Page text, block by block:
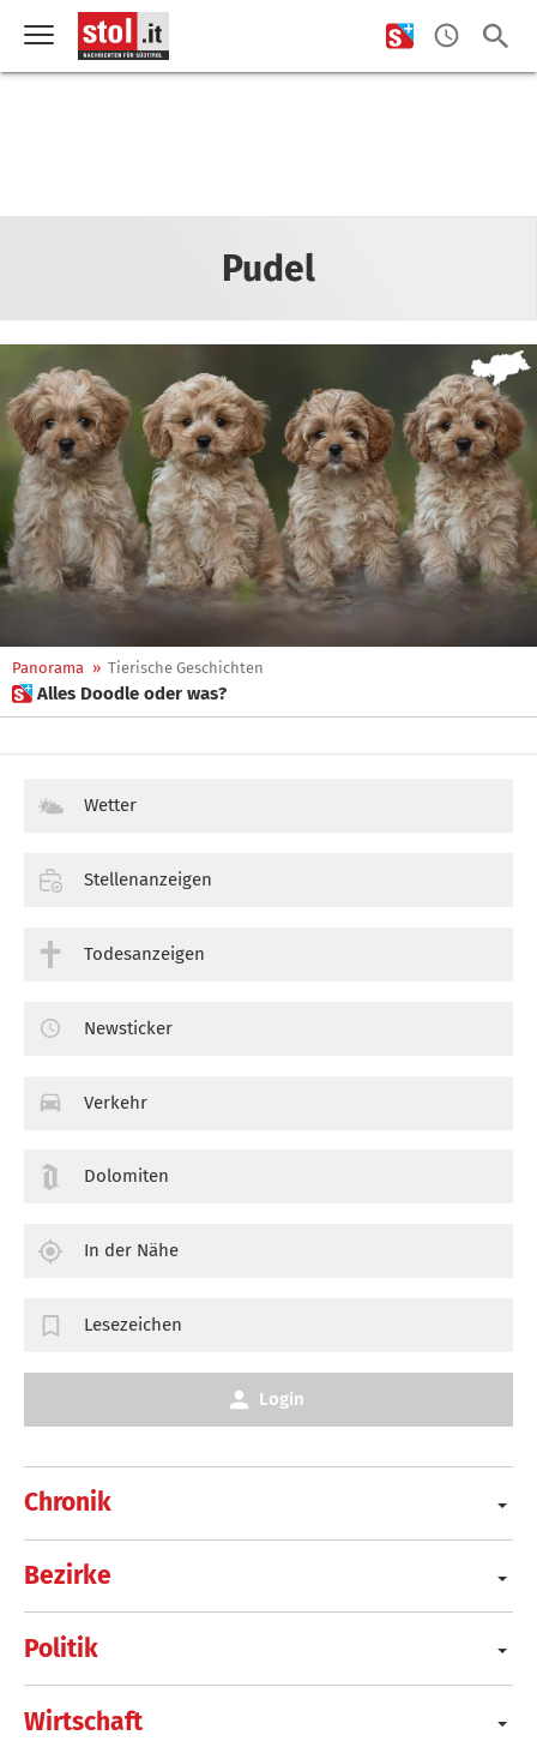
Pudel
Panorama » Tierische Geschichten
 Alles Doodle oder was?
Chronik
Bezirke
Politik
Wirtschaft
Wetter
Stellenanzeigen
Todesanzeigen
Newsticker
Verkehr
Dolomiten
In der Nähe
Lesezeichen
Login